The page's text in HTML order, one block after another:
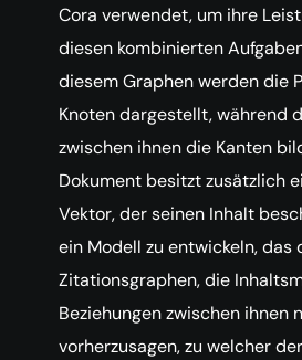
Cora verwendet, um ihre
diesen kombinierten
diesem Graphen werden die
Knoten dargestellt, während
zwischen ihnen die Kanten
Dokument besitzt zusätzlich
Vektor, der seinen Inhalt
ein Modell zu entwickeln, das
Zitationsgraphen, die
Beziehungen zwischen ihnen
vorherzusagen, zu welcher